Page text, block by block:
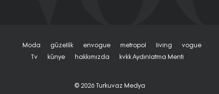
Moda Güzelli̇k Envogue Metropol Living
Vogue
Tv
Künye Hakkımızda Kvkk Aydınlatma Menti
© 2026 Turkuvaz Medya